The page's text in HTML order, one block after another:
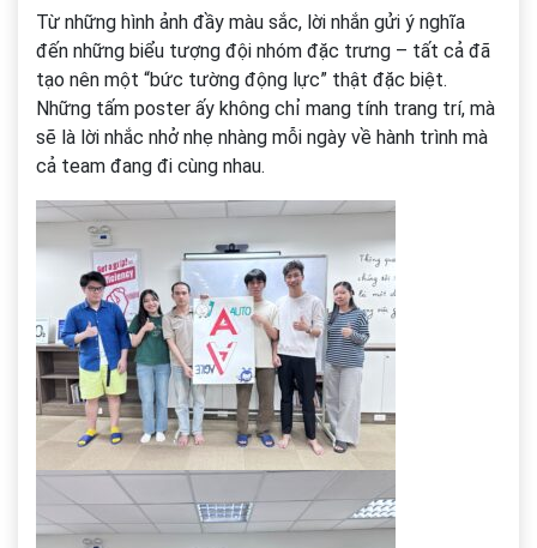
Từ những hình ảnh đầy màu sắc, lời nhắn gửi ý nghĩa
đến những biểu tượng đội nhóm đặc trưng – tất cả đã
tạo nên một “bức tường động lực” thật đặc biệt.
Những tấm poster ấy không chỉ mang tính trang trí, mà
sẽ là lời nhắc nhở nhẹ nhàng mỗi ngày về hành trình mà
cả team đang đi cùng nhau.